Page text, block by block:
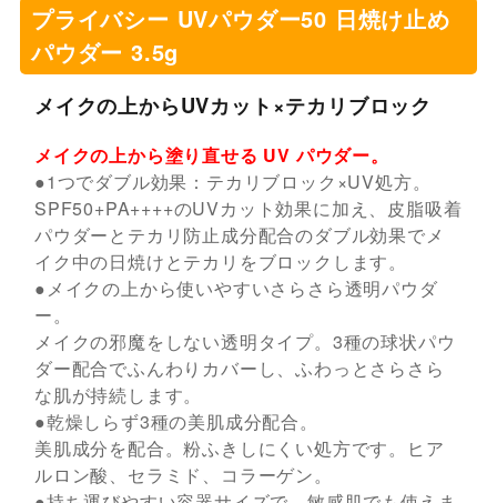
プライバシー UVパウダー50 日焼け止め
パウダー 3.5g
メイクの上からUVカット×テカリブロック
メイクの上から塗り直せる UV パウダー。
●1つでダブル効果：テカリブロック×UV処方。
SPF50+PA++++のUVカット効果に加え、皮脂吸着
パウダーとテカリ防止成分配合のダブル効果でメ
イク中の日焼けとテカリをブロックします。
●メイクの上から使いやすいさらさら透明パウダ
ー。
メイクの邪魔をしない透明タイプ。3種の球状パウ
ダー配合でふんわりカバーし、ふわっとさらさら
な肌が持続します。
●乾燥しらず3種の美肌成分配合。
美肌成分を配合。粉ふきしにくい処方です。ヒア
ルロン酸、セラミド、コラーゲン。